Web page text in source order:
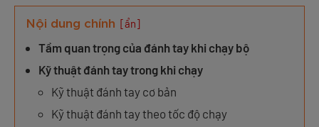
Nội dung chính [ẩn]
Tầm quan trọng của đánh tay khi chạy bộ
Kỹ thuật đánh tay trong khi chạy
Kỹ thuật đánh tay cơ bản
Kỹ thuật đánh tay theo tốc độ chạy